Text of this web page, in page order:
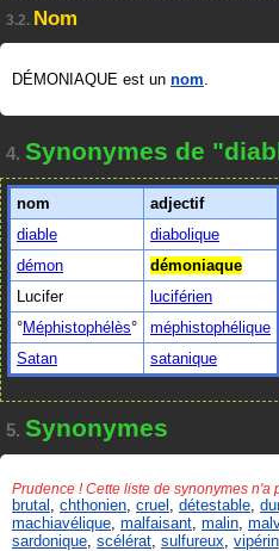
3.2. Nom
DÉMONIAQUE est un nom.
4. Synonymes de
nom
adjectif
diable
diabolique
démon
démoniaque
Lucifer
luciférien
Méphistophélès
méphistophélique
Satan
satanique
5. Synonymes
Prudence ! Cette liste de synonymes
brutal chthonien cruel détestable dur
machiavélique malfaisant malin
sardonique scélérat sulfureux vipérin